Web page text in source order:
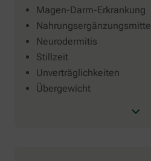
Magen-Darm-Erkrankung
Nahrungsergänzungsmittel
Neurodermitis
Stillzeit
Unverträglichkeiten
Übergewicht